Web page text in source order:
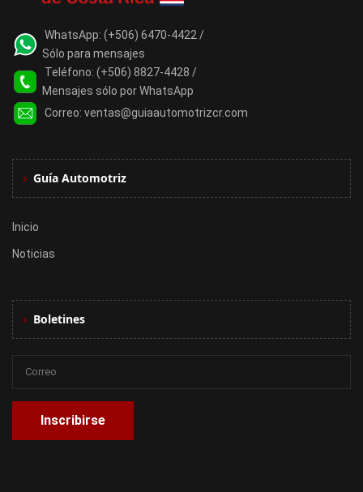
WhatsApp: (+506) 6470-4422 /
Sólo para mensajes
Teléfono: (+506) 8827-4428 /
Mensajes sólo por WhatsApp
Correo: ventas@guiaautomotrizcr.com
Guía Automotriz
Inicio
Noticias
Boletines